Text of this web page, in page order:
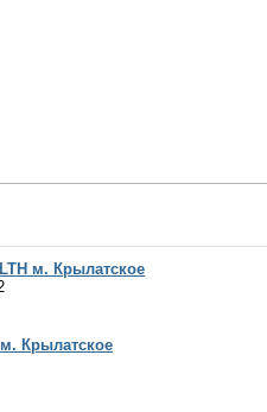
м. Крылатское
Крылатское